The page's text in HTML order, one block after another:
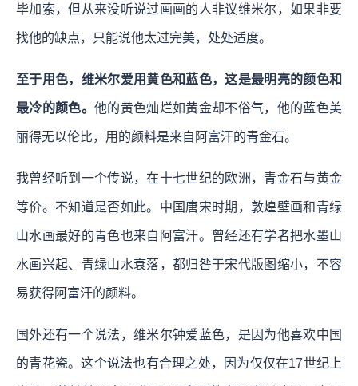
毕加索，但从来没听说过画画的人非议维米尔，如果非要
找他的缺点，只能说他太过完美，处处适度。
至于用色，维米尔爱用黄色和蓝色，这是最明亮的颜色和
最冷的颜色。 他的黄色灿烂如黄金却不俗气，他的蓝色美
丽得无以伦比，用的颜料是来自阿富汗的青金石。
我曾经听到一个传说，在十七世纪的欧洲，青金石与黄金
等价。不知道是否如此。中国唐宋时期，敦煌壁画和青绿
山水画最好的青色也来自阿富汗。曾经还有学者把水墨山
水画兴起、青绿山水衰落，都归咎于宋代版图缩小，不容
易获得阿富汗的颜料。
国外还有一个说法，维米尔钟爱蓝色，是因为他喜欢中国
的青花瓷。这个说法也有合理之处，因为仅仅在17世纪上